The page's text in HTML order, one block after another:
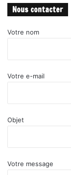
Nous contacter
Votre nom
Votre e-mail
Objet
Votre message